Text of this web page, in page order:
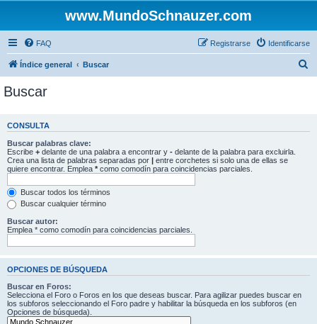
www.MundoSchnauzer.com
FAQ Identificarse
Registrarse
Índice general Buscar
a
Buscar
CONSULTA
Buscar palabras clave:
Escribe + delante de una palabra a encontrar y - delante de la palabra para excluirla.
Crea una lista de palabras separadas por | entre corchetes si solo una de ellas se
quiere encontrar. Emplea * como comodín para coincidencias parciales.
Buscar todos los términos
Buscar cualquier término
Buscar autor:
Emplea * como comodín para coincidencias parciales.
OPCIONES DE BÚSQUEDA
Buscar en Foros:
Selecciona el Foro o Foros en los que deseas buscar. Para agilizar puedes buscar en
los subforos seleccionando el Foro padre y habilitar la búsqueda en los subforos (en
Opciones de búsqueda).